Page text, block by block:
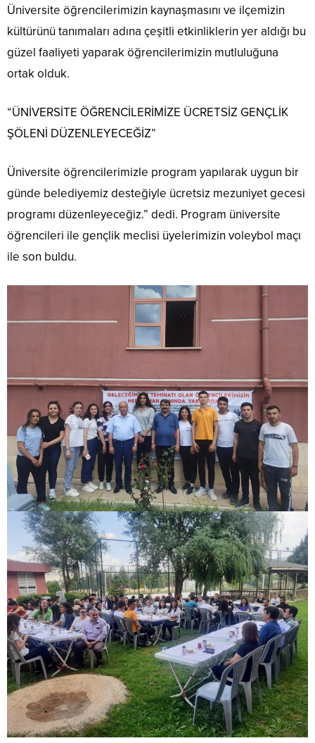
Üniversite öğrencilerimizin kaynaşmasını ve ilçemizin
kültürünü tanımaları adına çeşitli etkinliklerin yer aldığı bu
güzel faaliyeti yaparak öğrencilerimizin mutluluğuna
ortak olduk.
“ÜNİVERSİTE ÖĞRENCİLERİMİZE ÜCRETSİZ GENÇLİK
ŞÖLENİ DÜZENLEYECEĞİZ”
Üniversite öğrencilerimizle program yapılarak uygun bir
günde belediyemiz desteğiyle ücretsiz mezuniyet gecesi
programı düzenleyeceğiz.” dedi. Program üniversite
öğrencileri ile gençlik meclisi üyelerimizin voleybol maçı
ile son buldu.